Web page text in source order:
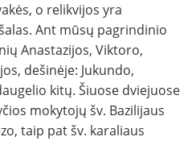
o relikvijos yra
Ant mūsų pagrindinio
Anastazijos, Viktoro,
dešinėje: Jukundo,
kitų. Šiuose dviejuose
mokytojų šv. Bazilijaus
taip pat šv. karaliaus